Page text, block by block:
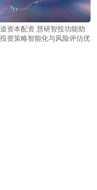
资本配资 慧研智投功能助
资策略智能化与风险评估优